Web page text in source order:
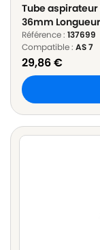
Tube aspirateur
36mm
Référence : 137699
Compatible : AS 7
29,86€